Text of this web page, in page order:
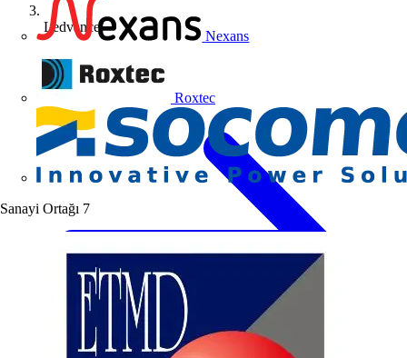
Nexans
Roxtec
Sanayi Ortağı 7
Ledvance